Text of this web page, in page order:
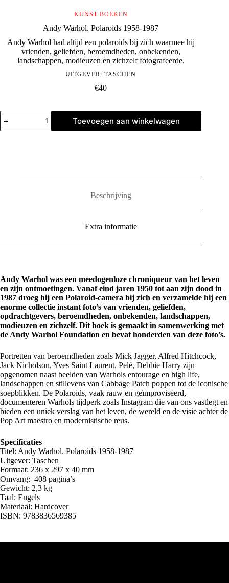
KUNST BOEKEN
Andy Warhol. Polaroids 1958-1987
Andy Warhol had altijd een polaroids bij zich waarmee hij
vrienden, geliefden, beroemdheden, onbekenden,
landschappen, modieuzen en zichzelf fotografeerde.
UITGEVER:TASCHEN
€40
Andy
Warhol.
Polaroids
Toevoegen aan winkelwagen
Beschrijving
Extra informatie
Andy Warhol was een meedogenloze chroniqueur van het leven
en zijn ontmoetingen. Vanaf eind jaren 1950 tot aan zijn dood in
1987 droeg hij een Polaroid-camera bij zich en verzamelde hij een
enorme collectie instant foto’s van vrienden, geliefden,
opdrachtgevers, beroemdheden, onbekenden, landschappen,
modieuzen en zichzelf. Dit boek is gemaakt in samenwerking met
de Andy Warhol Foundation en bevat honderden van deze foto’s.
Portretten van beroemdheden zoals Mick Jagger, Alfred Hitchcock,
Jack Nicholson, Yves Saint Laurent, Pelé, Debbie Harry zijn
opgenomen naast beelden van Warhols entourage en high life,
landschappen en stillevens van Cabbage Patch poppen tot de iconische
soepblikken. De Polaroids, vaak rauw en geïmproviseerd,
documenteren Warhols tijdperk zoals Instagram die van ons vastlegt en
bieden een uniek verslag van het leven, de wereld en de visie achter de
Pop Art maestro en modernistische reus.
Specificaties
Titel: Andy Warhol. Polaroids 1958-1987
Uitgever: Taschen
Formaat: 236 x 297 x 40 mm
Omvang: 408 pagina’s
Gewicht: 2,3 kg
Taal: Engels
Materiaal: Hardcover
ISBN: 9783836569385